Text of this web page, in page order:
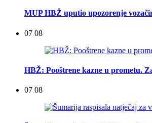
MUP HBŽ uputio upozorenje
07 08
HBŽ: Pooštrene kazne u prometu.
07 08